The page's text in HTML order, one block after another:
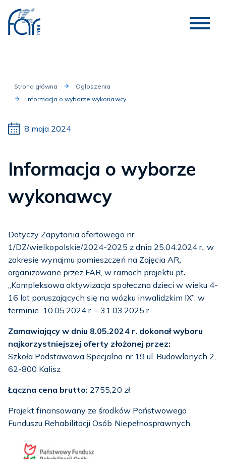
Strona główna
Ogłoszenia
Informacja o wyborze wykonawcy
8 maja 2024
Informacja o wyborze
wykonawcy
Dotyczy Zapytania ofertowego nr
1/DZ/wielkopolskie/2024-2025 z dnia 25.04.2024 r., w
zakresie wynajmu pomieszczeń na Zajęcia AR,
organizowane przez FAR, w ramach projektu pt.
„Kompleksowa aktywizacja społeczna dzieci w wieku 4-
16 lat poruszających się na wózku inwalidzkim IX”. w
terminie 10.05.2024 r. – 31.03.2025 r.
Zamawiający w dniu 8.05.2024 r. dokonał wyboru
najkorzystniejszej oferty złożonej przez:
Szkoła Podstawowa Specjalna nr 19 ul. Budowlanych 2,
62-800 Kalisz
Łączna cena brutto: 2755,20 zł
Projekt finansowany ze środków Państwowego
Funduszu Rehabilitacji Osób Niepełnosprawnych